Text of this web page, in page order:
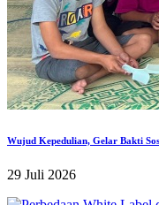
Wujud Kepedulian, Gelar Bakti
29 Juli 2026